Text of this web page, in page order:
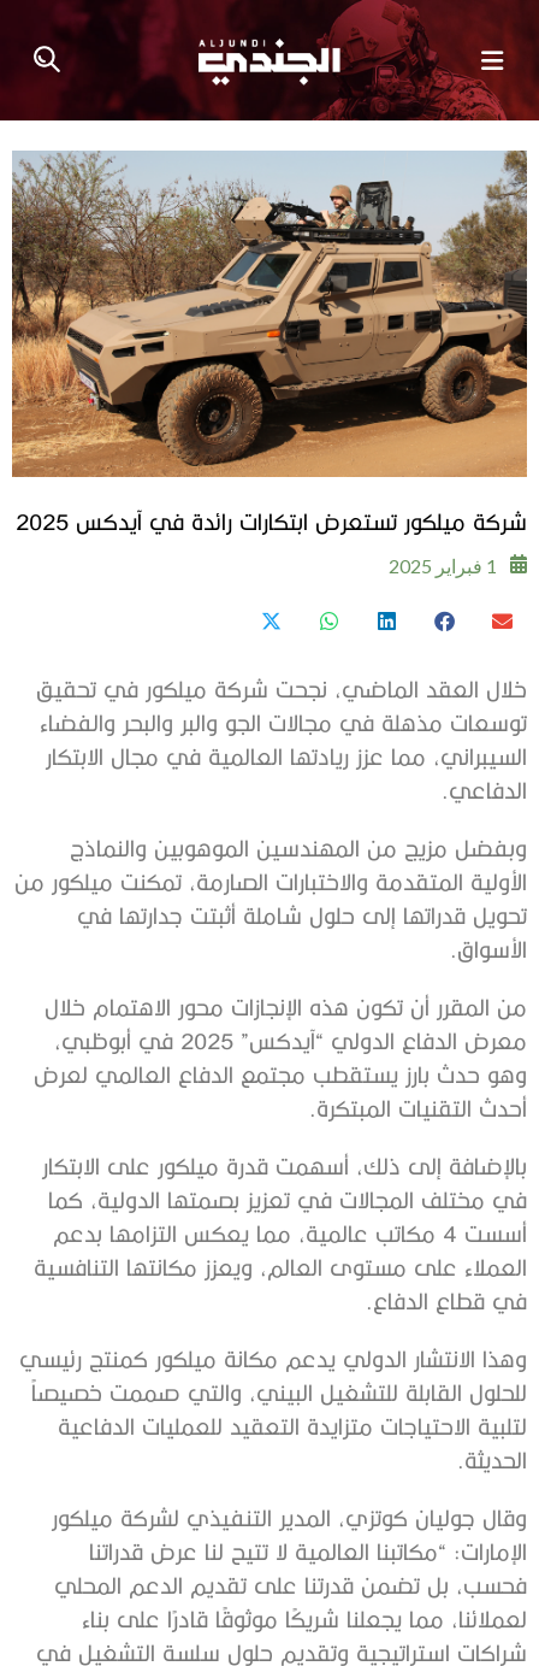
شركة ميلكور تستعرض ابتكارات رائدة في آيدكس 2025
1 فبراير 2025
خلال العقد الماضي، نجحت شركة ميلكور في تحقيق
توسعات مذهلة في مجالات الجو والبر والبحر والفضاء
السيبراني، مما عزز ريادتها العالمية في مجال الابتكار
الدفاعي.
وبفضل مزيج من المهندسين الموهوبين والنماذج
الأولية المتقدمة والاختبارات الصارمة، تمكنت ميلكور من
تحويل قدراتها إلى حلول شاملة أثبتت جدارتها في
الأسواق.
من المقرر أن تكون هذه الإنجازات محور الاهتمام خلال
معرض الدفاع الدولي “آيدكس” 2025 في أبوظبي،
وهو حدث بارز يستقطب مجتمع الدفاع العالمي لعرض
أحدث التقنيات المبتكرة.
بالإضافة إلى ذلك، أسهمت قدرة ميلكور على الابتكار
في مختلف المجالات في تعزيز بصمتها الدولية، كما
أسست 4 مكاتب عالمية، مما يعكس التزامها بدعم
العملاء على مستوى العالم، ويعزز مكانتها التنافسية
في قطاع الدفاع.
وهذا الانتشار الدولي يدعم مكانة ميلكور كمنتج رئيسي
للحلول القابلة للتشغيل البيني، والتي صممت خصيصاً
لتلبية الاحتياجات متزايدة التعقيد للعمليات الدفاعية
الحديثة.
وقال جوليان كوتزي، المدير التنفيذي لشركة ميلكور
الإمارات: “مكاتبنا العالمية لا تتيح لنا عرض قدراتنا
فحسب، بل تضمن قدرتنا على تقديم الدعم المحلي
لعملائنا، مما يجعلنا شريكًا موثوقًا قادرًا على بناء
شراكات استراتيجية وتقديم حلول سلسة التشغيل في